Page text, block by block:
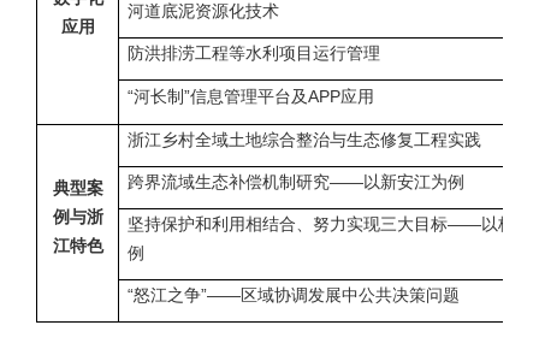
应用
河道底泥资源化技术
防洪排涝工程等水利项目运行管理
“河长制”信息管理平台及APP应用
典型案
例与浙
江特色
浙江乡村全域土地综合整治与生态修复工程实践
跨界流域生态补偿机制研究——以新安江为例
坚持保护和利用相结合、努力实现三大目标——以杭州
例
“怒江之争”——区域协调发展中公共决策问题